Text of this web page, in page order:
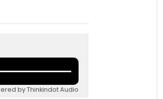
by Thinkindot Audio